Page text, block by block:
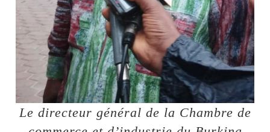
Le directeur général de la Chambre de